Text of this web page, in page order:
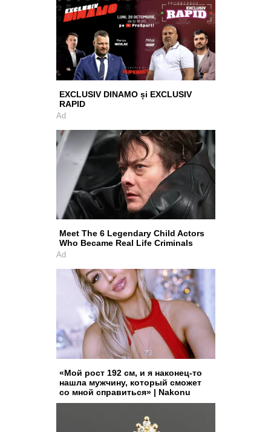
EXCLUSIV DINAMO și EXCLUSIV
RAPID
Ad
Meet The 6 Legendary Child Actors
Who Became Real Life Criminals
Ad
«Мой рост 192 см, и я наконец-то
нашла мужчину, который сможет
со мной справиться» | Nakonu